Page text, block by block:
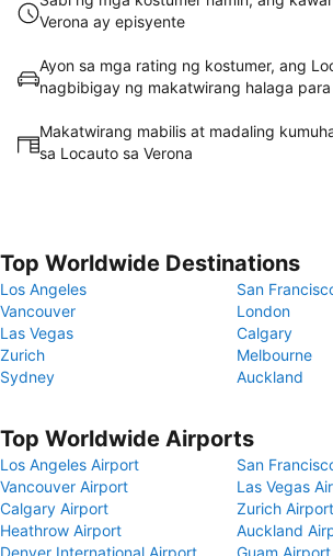
Verona ay episyente
Ayon sa mga rating ng kostumer, ang
nagbibigay ng makatwirang halaga
Makatwirang mabilis at madaling
sa Locauto sa Verona
Top Worldwide Destinations
Los Angeles
San
Vancouver
London
Las Vegas
Calgary
Zurich
Melbourne
Sydney
Auckland
Top Worldwide Airports
Los Angeles Airport
San
Vancouver Airport
Las Vegas
Calgary Airport
Zurich Airport
Heathrow Airport
Auckland
Denver International Airport
Guam Airport